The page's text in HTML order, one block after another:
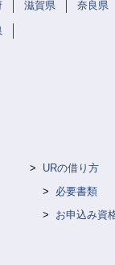
滋賀県 奈良県
URの借り方
必要書類
お申込み資